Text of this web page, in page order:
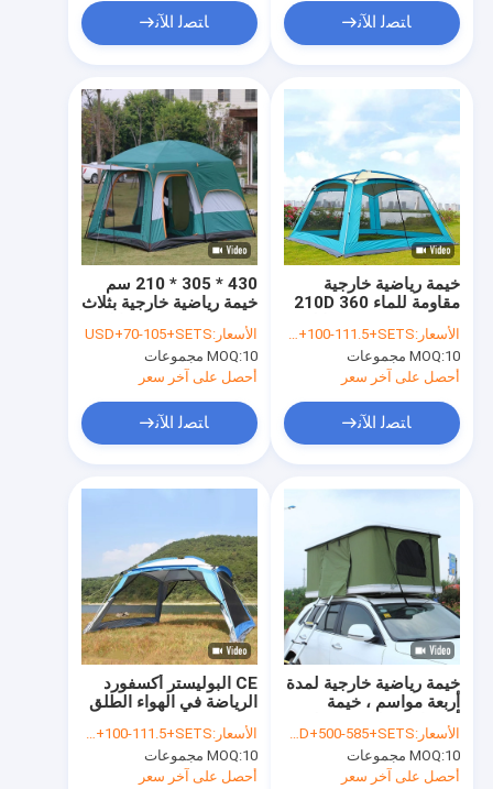
ﺎﺘﺼﻟ ﺍﻶﻧ ﺎﺘﺼﻟ ﺍﻶﻧ
430 * 305 * 210 سم
خيمة رياضية خارجية بثلاث
مكونة من 8 أشخاص
الأسعار:USD+70-105+SETS
MOQ:10 مجموعات
أحصل على آخر سعر
ﺎﺘﺼﻟ ﺍﻶﻧ
خيمة رياضية خارجية
مقاومة للماء 210D 360
خيمة منبثقة أوتوماتيكية
الأسعار:USD+100-111.5+SETS
MOQ:10 مجموعات
أحصل على آخر سعر
ﺎﺘﺼﻟ ﺍﻶﻧ
CE البوليستر أكسفورد
الرياضة في الهواء الطلق
خيمة أوتوماتيكية للماء
الأسعار:USD+100-111.5+SETS
MOQ:10 مجموعات
أحصل على آخر سعر
خيمة رياضية خارجية لمدة
أربعة مواسم ، خيمة
أوتوماتيكية للتخييم على
السطح
الأسعار:USD+500-585+SETS
MOQ:10 مجموعات
أحصل على آخر سعر